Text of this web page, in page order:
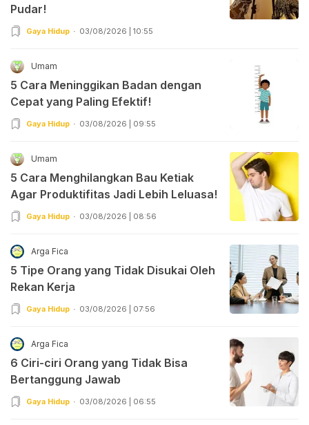
Pudar!
Gaya Hidup 03/08/2026 | 10:55
Umam
5 Cara Meninggikan Badan dengan
Cepat yang Paling Efektif!
Gaya Hidup 03/08/2026 | 09:55
Umam
5 Cara Menghilangkan Bau Ketiak
Agar Produktifitas Jadi Lebih Leluasa!
Gaya Hidup 03/08/2026 | 08:56
Arga Fica
5 Tipe Orang yang Tidak Disukai Oleh
Rekan Kerja
Gaya Hidup 03/08/2026 | 07:56
Arga Fica
6 Ciri-ciri Orang yang Tidak Bisa
Bertanggung Jawab
Gaya Hidup 03/08/2026 | 06:55